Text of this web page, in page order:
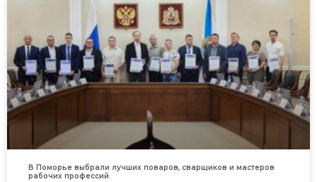
В Поморье выбрали лучших поваров, сварщиков и мастеров
рабочих профессий